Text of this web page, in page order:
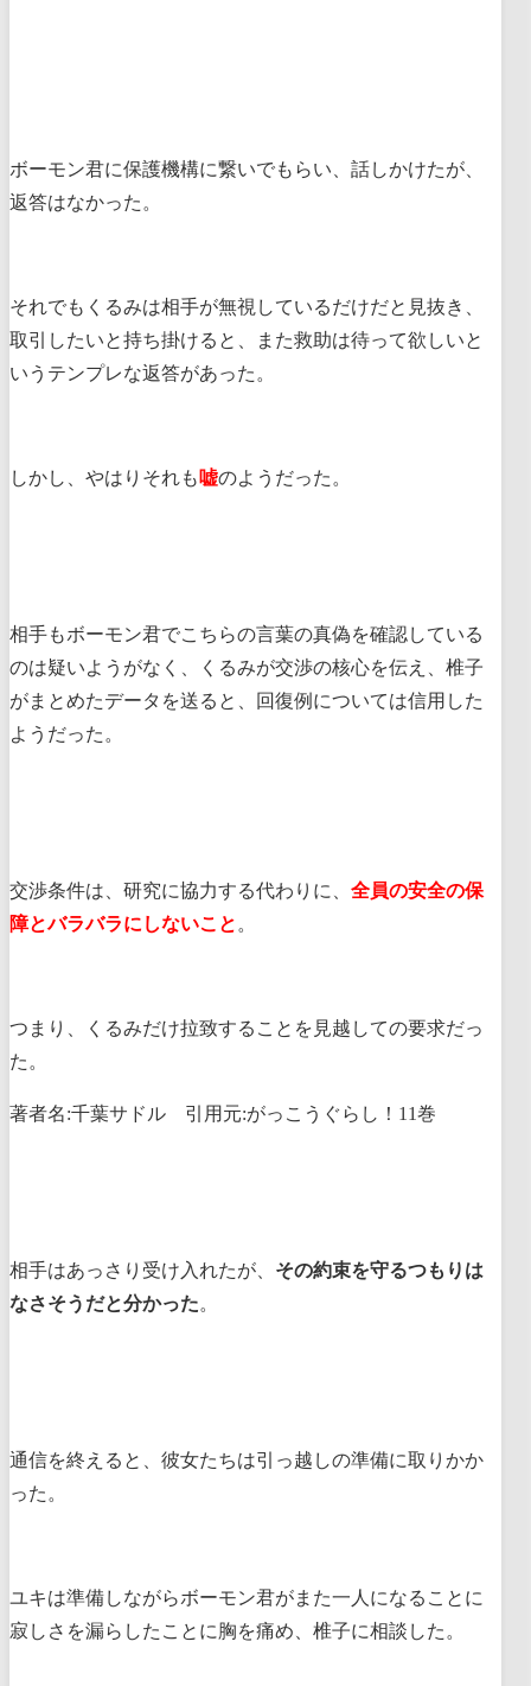
ボーモン君に保護機構に繋いでもらい、話しかけたが、
返答はなかった。
それでもくるみは相手が無視しているだけだと見抜き、
取引したいと持ち掛けると、また救助は待って欲しいと
いうテンプレな返答があった。
しかし、やはりそれも 嘘のようだった。
相手もボーモン君でこちらの言葉の真偽を確認している
のは疑いようがなく、くるみが交渉の核心を伝え、椎子
がまとめたデータを送ると、回復例については信用した
ようだった。
交渉条件は、研究に協力する代わりに、 全員の安全の保
障とバラバラにしないこと 。
つまり、くるみだけ拉致することを見越しての要求だっ
た。
著者名:千葉サドル 引用元:がっこうぐらし！11巻
相手はあっさり受け入れたが、 その約束を守るつもりは
なさそうだと分かった。
通信を終えると、彼女たちは引っ越しの準備に取りかか
った。
ユキは準備しながらボーモン君がまた一人になることに
寂しさを漏らしたことに胸を痛め、椎子に相談した。